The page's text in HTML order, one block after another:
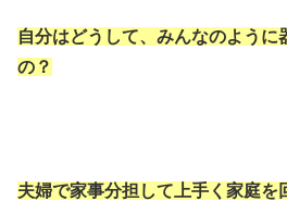
自分はどうして、みんなのように
の？
夫婦で家事分担して上手く家庭を